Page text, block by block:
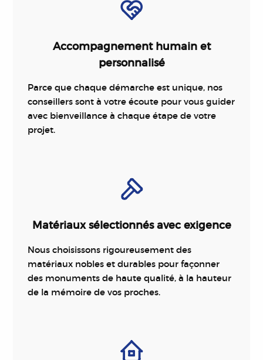
Accompagnement humain et
personnalisé
Parce que chaque démarche est unique, nos
conseillers sont à votre écoute pour vous guider
avec bienveillance à chaque étape de votre
projet.
Matériaux sélectionnés avec exigence
Nous choisissons rigoureusement des
matériaux nobles et durables pour façonner
des monuments de haute qualité, à la hauteur
de la mémoire de vos proches.